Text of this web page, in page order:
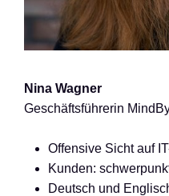
Nina Wagner
Geschäftsführerin
Offensive Sicht auf
Kunden:
Deutsch und